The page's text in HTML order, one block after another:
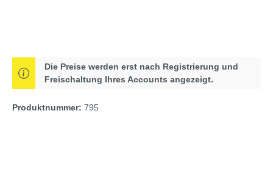
Die Preise werden erst nach Registrierung und
Freischaltung Ihres Accounts angezeigt.
Produktnummer: 795